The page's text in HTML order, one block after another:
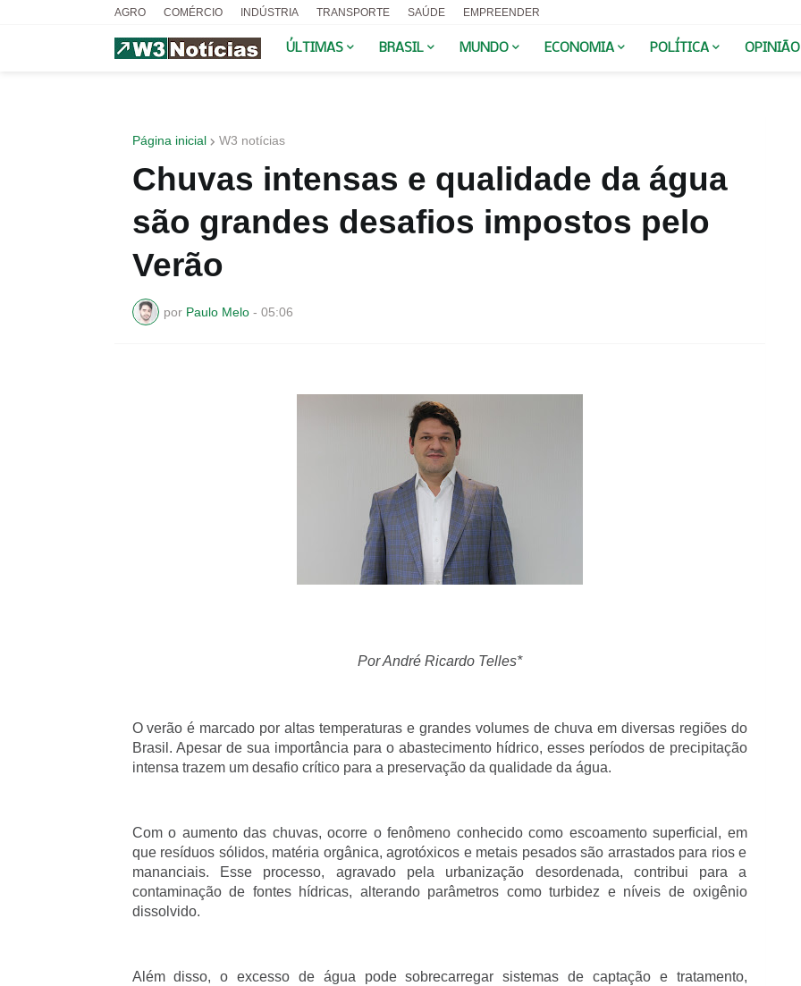
AGRO COMÉRCIO INDÚSTRIA TRANSPORTE SAÚDE EMPREENDER
ÚLTIMAS BRASIL MUNDO ECONOMIA POLÍTICA OPINIÃO
Página inicial W3 notícias
Chuvas intensas e qualidade da água
são grandes desafios impostos pelo
Verão
por Paulo Melo - 05:06
Por André Ricardo Telles*
O verão é marcado por altas temperaturas e grandes volumes de chuva em diversas regiões do
Brasil. Apesar de sua importância para o abastecimento hídrico, esses períodos de precipitação
intensa trazem um desafio crítico para a preservação da qualidade da água.
Com o aumento das chuvas, ocorre o fenômeno conhecido como escoamento superficial, em
que resíduos sólidos, matéria orgânica, agrotóxicos e metais pesados são arrastados para rios e
mananciais. Esse processo, agravado pela urbanização desordenada, contribui para a
contaminação de fontes hídricas, alterando parâmetros como turbidez e níveis de oxigênio
dissolvido.
Além disso, o excesso de água pode sobrecarregar sistemas de captação e tratamento,